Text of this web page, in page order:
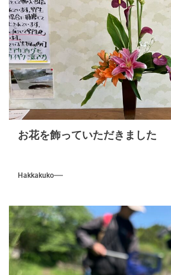
お花を飾っていただきました
Hakkakuko